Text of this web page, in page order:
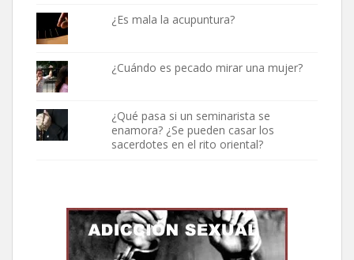
¿Es mala la acupuntura?
¿Cuándo es pecado mirar una mujer?
¿Qué pasa si un seminarista se
enamora? ¿Se pueden casar los
sacerdotes en el rito oriental?